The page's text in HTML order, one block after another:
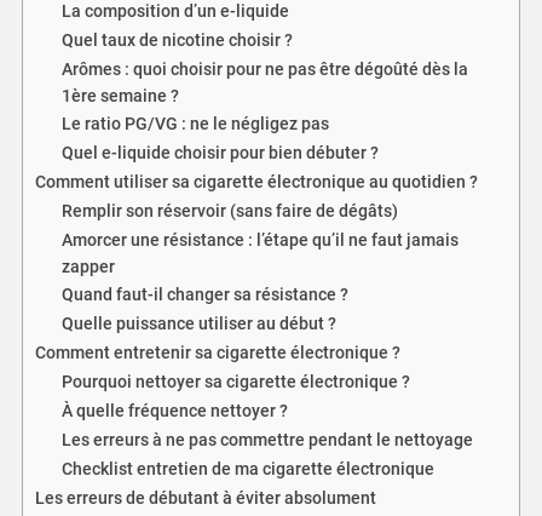
La composition d’un e-liquide
Quel taux de nicotine choisir ?
Arômes : quoi choisir pour ne pas être dégoûté dès la
1ère semaine ?
Le ratio PG/VG : ne le négligez pas
Quel e-liquide choisir pour bien débuter ?
Comment utiliser sa cigarette électronique au quotidien ?
Remplir son réservoir (sans faire de dégâts)
Amorcer une résistance : l’étape qu’il ne faut jamais
zapper
Quand faut-il changer sa résistance ?
Quelle puissance utiliser au début ?
Comment entretenir sa cigarette électronique ?
Pourquoi nettoyer sa cigarette électronique ?
À quelle fréquence nettoyer ?
Les erreurs à ne pas commettre pendant le nettoyage
Checklist entretien de ma cigarette électronique
Les erreurs de débutant à éviter absolument